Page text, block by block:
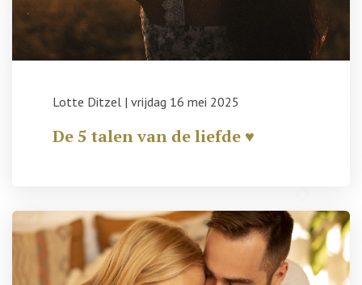
Lotte Ditzel | vrijdag 16 mei 2025
De 5 talen van de liefde ♥️